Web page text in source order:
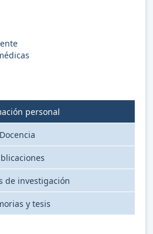
personal
Docencia
de investigación
y tesis